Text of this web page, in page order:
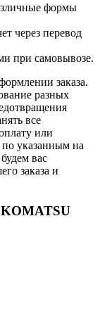
формы
через перевод
при самовывозе.
заказа.
разных
все
или
указанным на
вас
заказа и